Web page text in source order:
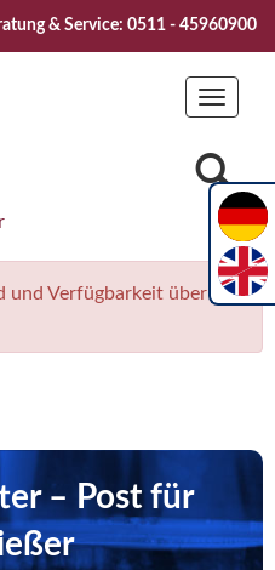
Sommerfest 2026" Vive la
& Service: 0511 - 45960900
Toggle
und Verfügbarkeit über
– Post für